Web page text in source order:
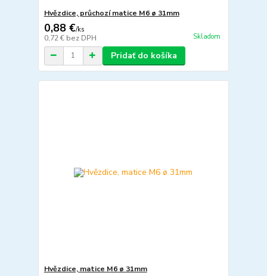
Hvězdice, průchozí matice M6 ø 31mm
0,88 €/ks
0,72 € bez DPH Skladom
Pridať do košíka
Hvězdice, matice M6 ø 31mm